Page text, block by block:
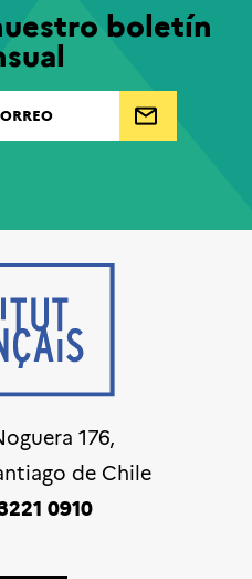
boletín
176,
de Chile
0910